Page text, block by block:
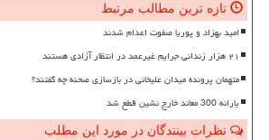
تازه ترین مطالب مرتبط
امید بهزاد و پوریا صفوت اعدام شدند
۲۱ هزار زندانی جرایم غیرعمد در انتظار آزادی هستند
متهمان پرونده میدان علیخانی در بازسازی صحنه چه گفتند؟
یارانه 300 معاند خارج نشین قطع شد
نظرات بینندگان در مورد این مطلب